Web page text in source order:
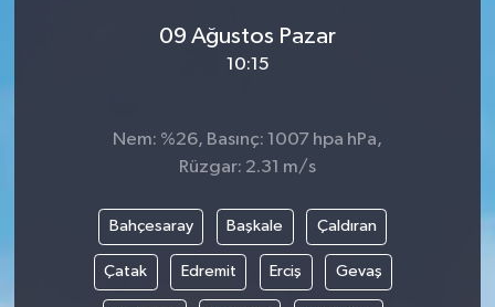
09 Ağustos Pazar
10:15
Nem: %26, Basınç: 1007 hpa hPa,
Rüzgar: 2.31 m/s
Bahçesaray Başkale Çaldıran
Çatak Edremit Erciş Gevaş